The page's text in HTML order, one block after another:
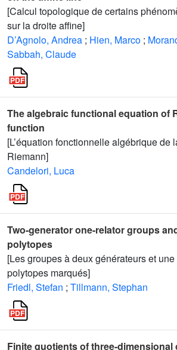
[Calcul topologique de certains
sur la droite affine]
D’Agnolo, Andrea ; Hien, Marco ;
Sabbah, Claude
The algebraic functional equation of
function
[L’équation fonctionnelle algébrique de
Riemann]
Candelori, Luca
Two-generator one-relator groups
polytopes
[Les groupes à deux générateurs et
polytopes marqués]
Friedl, Stefan ; Tillmann, Stephan
Finite quotients of three-dimensional